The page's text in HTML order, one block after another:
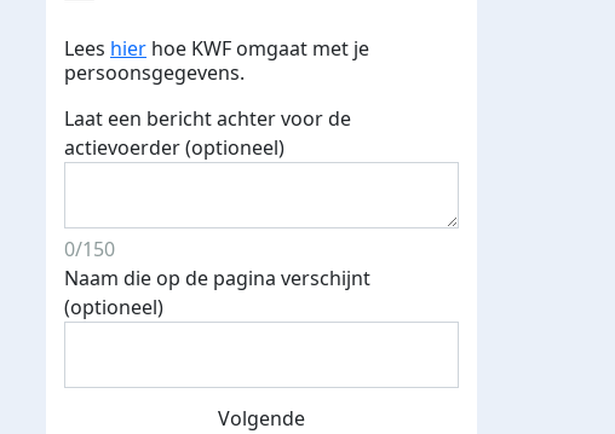
Lees hier hoe KWF omgaat met je
persoonsgegevens.
Laat een bericht achter voor de
actievoerder (optioneel)
0/150
Naam die op de pagina verschijnt
(optioneel)
Volgende